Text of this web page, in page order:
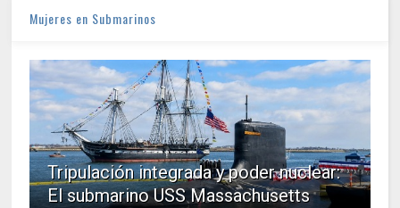
Mujeres en Submarinos
Tripulación integrada y poder nuclear:
El submarino USS Massachusetts